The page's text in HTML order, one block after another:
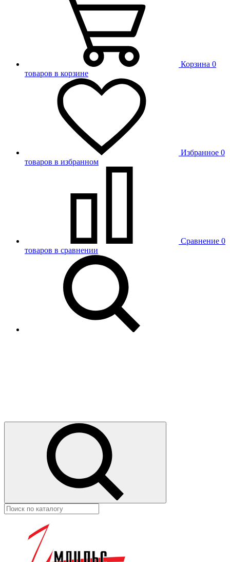
Корзина 0
товаров в корзине
Избранное 0
товаров в избранном
Сравнение 0
товаров в сравнении